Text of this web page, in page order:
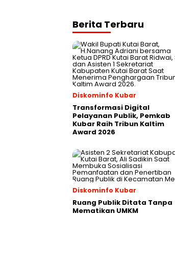
Berita Terbaru
Diskominfo Kubar
Transformasi Digital
Pelayanan Publik, Pemkab
Kubar Raih Tribun Kaltim
Award 2026
Diskominfo Kubar
Ruang Publik Ditata Tanpa
Mematikan UMKM